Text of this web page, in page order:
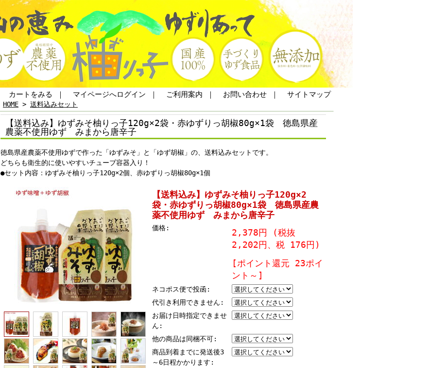
カートをみる ｜ マイページへログイン ｜ ご利用案内 ｜ お問い合わせ ｜ サイトマップ
HOME > 送料込みセット
【送料込み】ゆずみそ柚りっ子120g×2袋・赤ゆずりっ胡椒80g×1袋 徳島県産
農薬不使用ゆず みまから唐辛子
徳島県産農薬不使用ゆずで作った「ゆずみそ」と「ゆず胡椒」の、送料込みセットです。
どちらも衛生的に使いやすいチューブ容器入り！
●セット内容：ゆずみそ柚りっ子120g×2個、赤ゆずりっ胡椒80g×1個
【送料込み】ゆずみそ柚りっ子120g×2
袋・赤ゆずりっ胡椒80g×1袋 徳島県産農
薬不使用ゆず みまから唐辛子
価格:
2,378円 (税抜
2,202円、税 176円)
[ポイント還元 23ポイ
ント～]
ネコポス便で投函:
代引き利用できません:
お届け日時指定できませ
ん:
他の商品は同梱不可:
商品到着までに発送後3
～6日程かかります: